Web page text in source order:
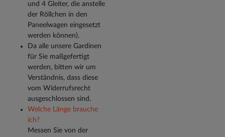
und 4 Gleiter, die anstelle
der Röllchen in den
Paneelwagen eingesetzt
werden können).
Da alle unsere Gardinen
für Sie maßgefertigt
werden, bitten wir um
Verständnis, dass diese
vom Widerrufsrecht
ausgeschlossen sind.
Welche Länge brauche
ich?
Messen Sie von der